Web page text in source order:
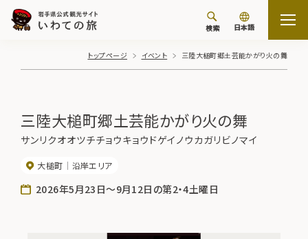
検索 日本語
トップページ イベント 三陸大槌町郷土芸能かがり火の舞
三陸大槌町郷土芸能かがり火の舞
サンリクオオツチチョウキョウドゲイノウカガリビノマイ
大槌町 沿岸エリア
2026年5月23日〜9月12日の第2・4土曜日